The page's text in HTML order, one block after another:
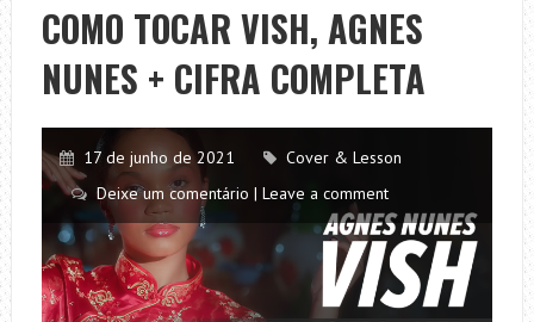
COMO TOCAR VISH, AGNES
NUNES + CIFRA COMPLETA
17 de junho de 2021
Cover & Lesson
Deixe um comentário | Leave a comment